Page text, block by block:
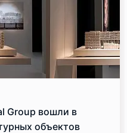
Group вошли в
объектов